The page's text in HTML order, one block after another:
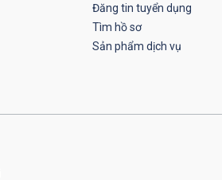
Đăng tin tuyển dụng
Tìm hồ sơ
Sản phẩm dịch vụ